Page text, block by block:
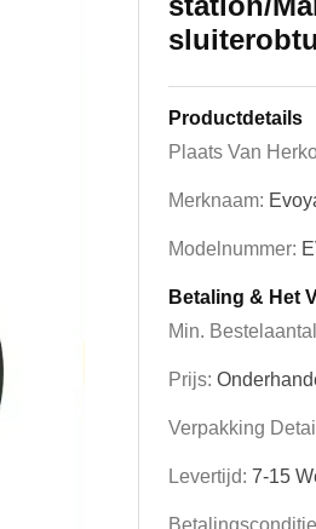
Productdetails
Plaats Van
Merknaam:
Modelnummer:
Betaling & Het
Min.
Prijs:
Verpakking
Levertijd: 7-15